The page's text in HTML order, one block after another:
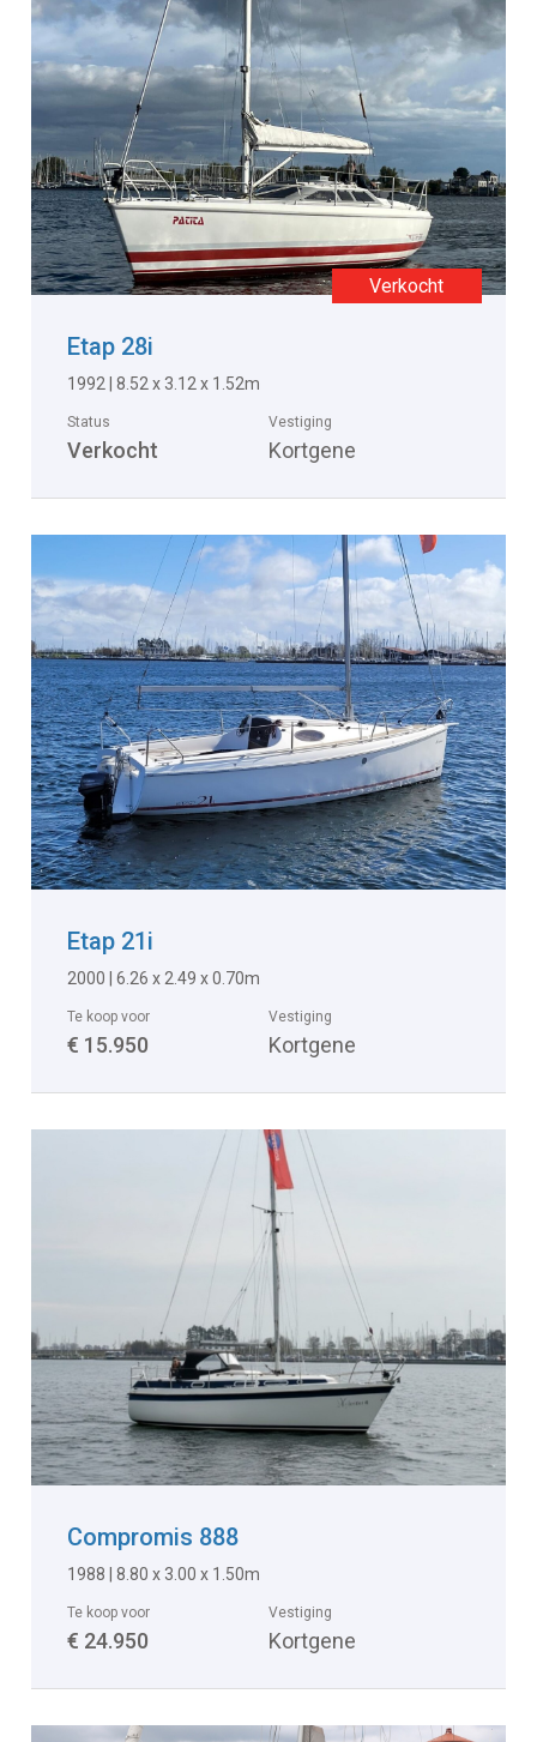
Etap 28i
1992 | 8.52 x 3.12 x 1.52m
Status
Verkocht
Vestiging
Kortgene
Etap 21i
2000 | 6.26 x 2.49 x 0.70m
Te koop voor
€ 15.950
Vestiging
Kortgene
Compromis 888
1988 | 8.80 x 3.00 x 1.50m
Te koop voor
€ 24.950
Vestiging
Kortgene